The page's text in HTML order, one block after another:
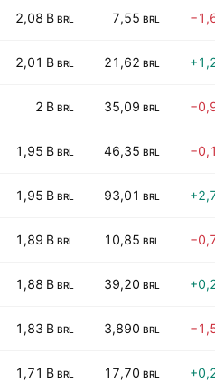
2,08 B BRL 7,55 BRL
2,01 B BRL 21,62 BRL
2 B BRL 35,09 BRL
1,95 B BRL 46,35 BRL
1,95 B BRL 93,01 BRL
1,89 B BRL 10,85 BRL
1,88 B BRL 39,20 BRL
1,83 B BRL 3,890 BRL
1,71 B BRL 17,70 BRL